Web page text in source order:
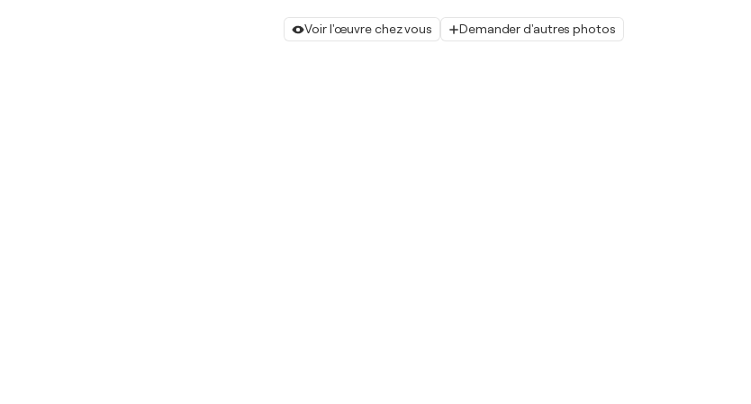
Voir l'œuvre chez vous Demander d'autres photos